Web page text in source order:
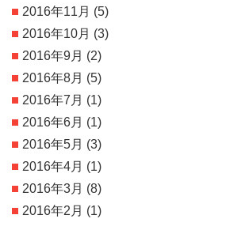
2016年11月 (5)
2016年10月 (3)
2016年9月 (2)
2016年8月 (5)
2016年7月 (1)
2016年6月 (1)
2016年5月 (3)
2016年4月 (1)
2016年3月 (8)
2016年2月 (1)